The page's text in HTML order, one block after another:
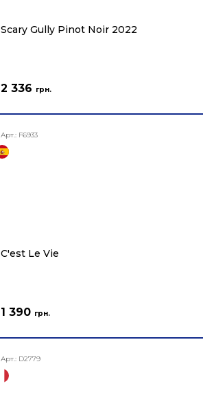
Scary Gully Pinot Noir 2022
2 336 грн.
Арт.: F6933
C'est Le Vie
1 390 грн.
Арт.: D2779